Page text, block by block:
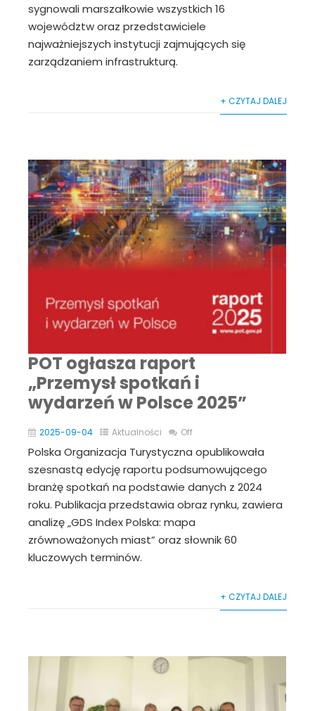
sygnowali marszałkowie wszystkich 16
województw oraz przedstawiciele
najważniejszych instytucji zajmujących się
zarządzaniem infrastrukturą.
+ CZYTAJ DALEJ
POT ogłasza raport
„Przemysł spotkań i
wydarzeń w Polsce 2025”
2025-09-04 Aktualności Off
Polska Organizacja Turystyczna opublikowała
szesnastą edycję raportu podsumowującego
branżę spotkań na podstawie danych z 2024
roku. Publikacja przedstawia obraz rynku, zawiera
analizę „GDS Index Polska: mapa
zrównoważonych miast” oraz słownik 60
kluczowych terminów.
+ CZYTAJ DALEJ